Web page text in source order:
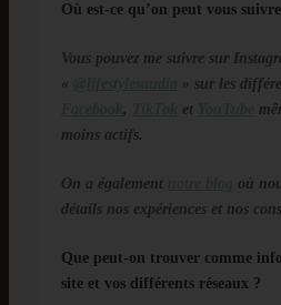
Où est-ce qu’on peut vous
Vous pouvez me suivre sur
«
» sur les
, et
moins actifs.
On a également
où
détails nos expériences et nos
Que peut-on trouver comme
site et vos différents réseaux ?